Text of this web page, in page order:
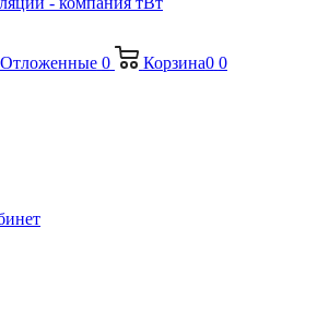
Отложенные 0 Корзина0 0